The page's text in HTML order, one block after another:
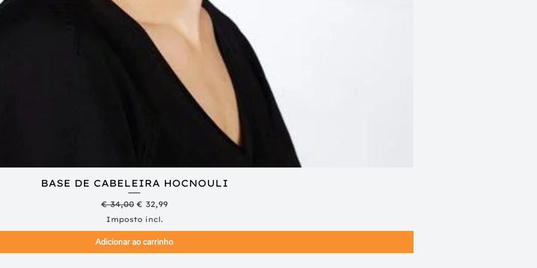
Visualização rápida
BASE DE CABELEIRA HOCNOULI
Preço normal
€ 34,00 Preço promocional
€ 32,99
Imposto incl.
Adicionar ao carrinho